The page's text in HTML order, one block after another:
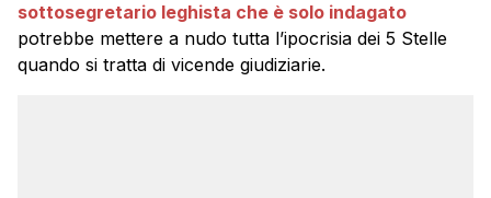
sottosegretario leghista che è solo indagato
potrebbe mettere a nudo tutta l’ipocrisia dei 5 Stelle
quando si tratta di vicende giudiziarie.